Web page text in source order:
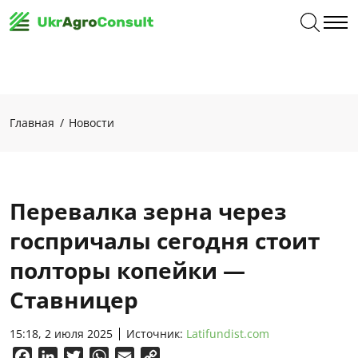
Главная Новости
Перевалка зерна через
госпричалы сегодня стоит
полторы копейки —
Ставницер
15:18, 2 июля 2025 Источник: Latifundist.com